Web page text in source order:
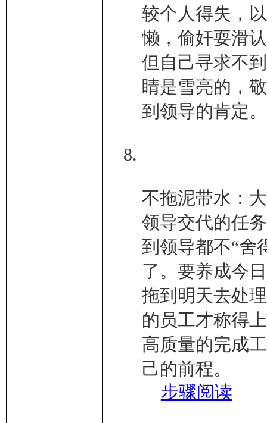
较个人得失，
懒，偷奸耍滑
但自己寻求不
睛是雪亮的，
到领导的肯定。
不拖泥带水：
领导交代的任
到领导都不“舍
了。要养成今
拖到明天去处
的员工才称得
高质量的完成
己的前程。
步骤阅读